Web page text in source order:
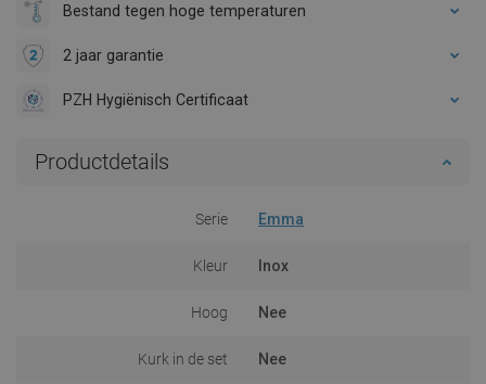
Bestand tegen hoge temperaturen
2 jaar garantie
PZH Hygiënisch Certificaat
Productdetails
Serie Emma
Kleur Inox
Hoog Nee
Kurk in de set Nee